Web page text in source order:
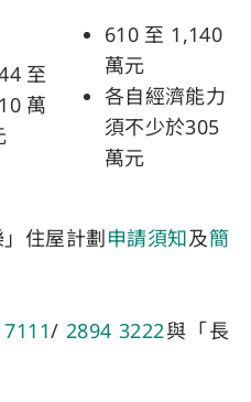
至
萬
610 至 1,140
萬元
各自經濟能力
須不少於305
萬元
住屋計劃申請須知及簡
/ 2894 3222與「長